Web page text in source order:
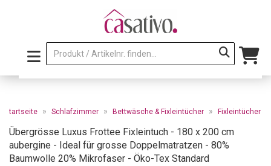
Startseite » Schlafzimmer » Bettwäsche & Fixleintücher » Fixleintücher
Übergrösse Luxus Frottee Fixleintuch - 180 x 200 cm
aubergine - Ideal für grosse Doppelmatratzen - 80%
Baumwolle 20% Mikrofaser - Öko-Tex Standard